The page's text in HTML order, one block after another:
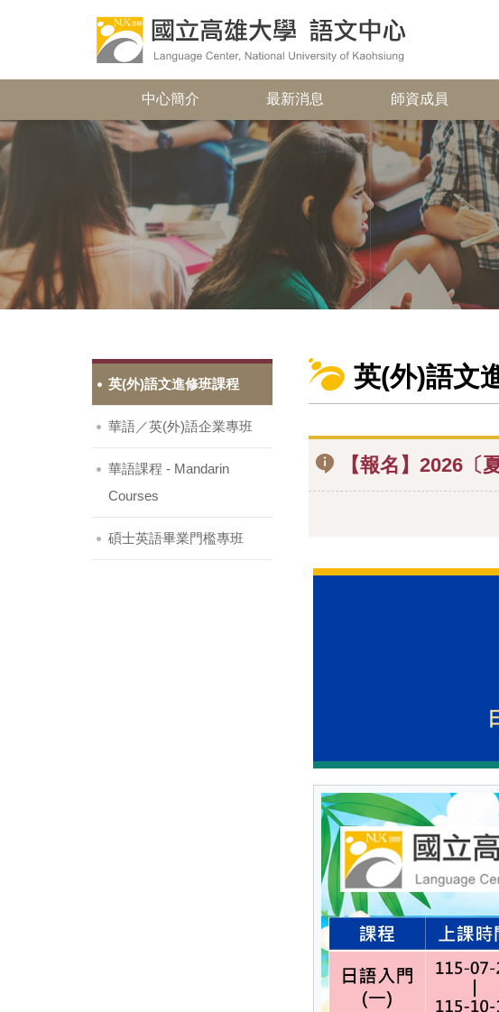
中心簡介 最新消息 師資成員
英(外)語文
【報名】2026〔
英(外)語文進修班課程
華語／英(外)語企業專班
華語課程 - Mandarin
Courses
碩士英語畢業門檻專班